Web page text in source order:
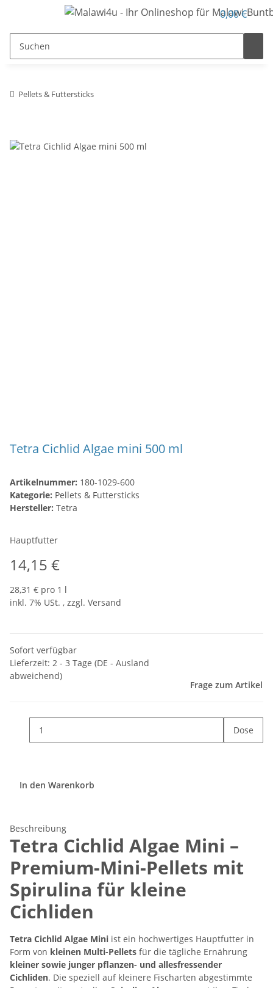
0,00 €
Pellets & Futtersticks
Tetra Cichlid Algae mini 500 ml
Artikelnummer: 180-1029-600
Kategorie: Pellets & Futtersticks
Hersteller: Tetra
Hauptfutter
14,15 €
28,31 € pro 1 l
inkl. 7% USt. , zzgl. Versand
Sofort verfügbar
Lieferzeit: 2 - 3 Tage (DE - Ausland
abweichend)
Frage zum Artikel
Dose
In den Warenkorb
Beschreibung
Tetra Cichlid Algae Mini –
Premium-Mini-Pellets mit
Spirulina für kleine
Cichliden
Tetra Cichlid Algae Mini ist ein hochwertiges Hauptfutter in
Form von kleinen Multi-Pellets für die tägliche Ernährung
kleiner sowie junger pflanzen- und allesfressender
Cichliden. Die speziell auf kleinere Fischarten abgestimmte